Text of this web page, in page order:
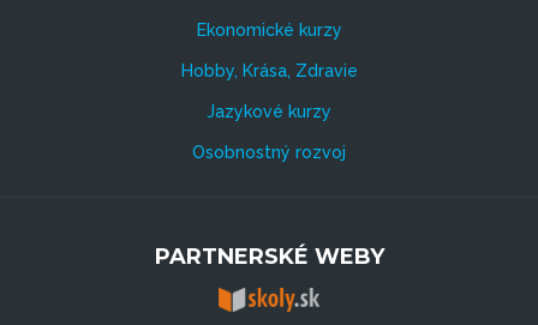
Ekonomické kurzy
Hobby, Krása, Zdravie
Jazykové kurzy
Osobnostný rozvoj
PARTNERSKÉ WEBY